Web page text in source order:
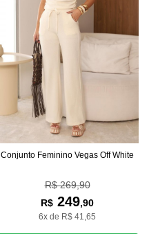
Conjunto Feminino Vegas Off White
R$ 269,90
R$ 249,90
6x de R$ 41,65